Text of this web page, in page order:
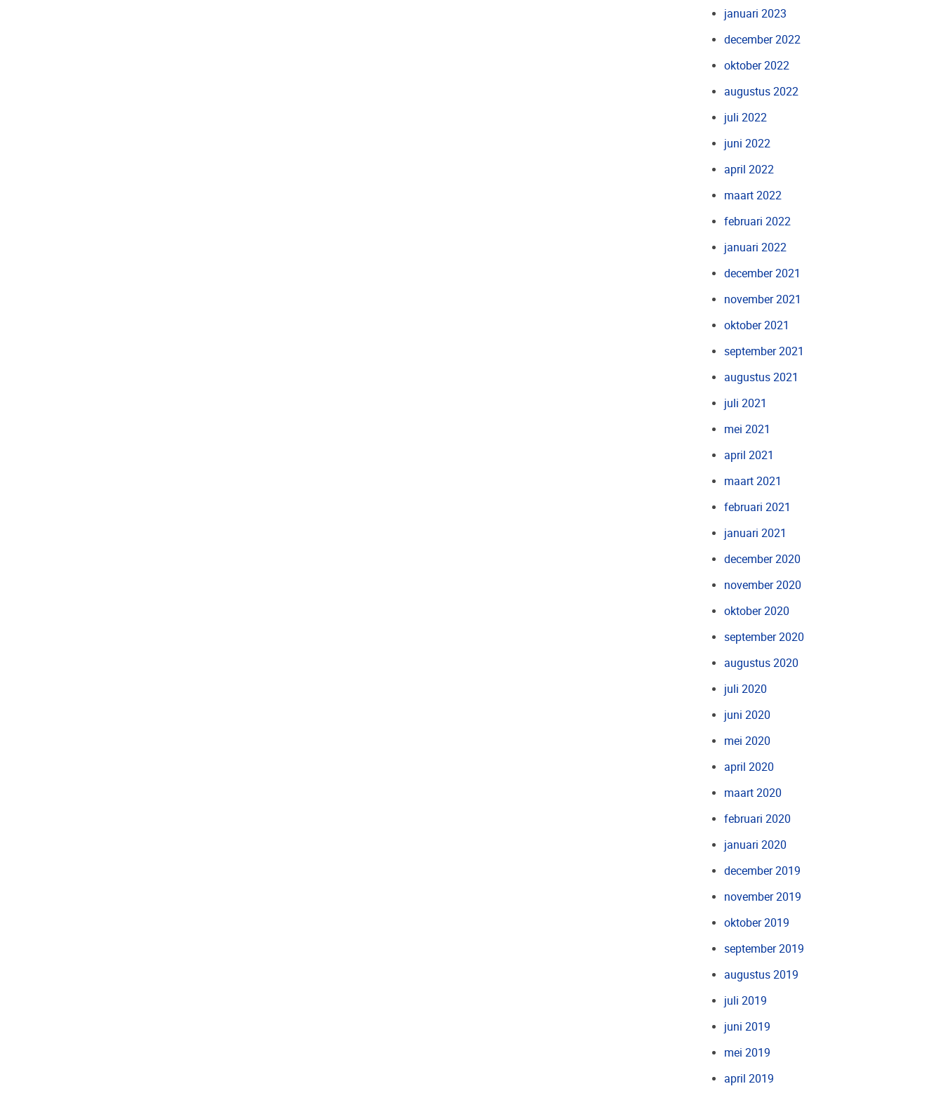
januari 2023
december 2022
oktober 2022
augustus 2022
juli 2022
juni 2022
april 2022
maart 2022
februari 2022
januari 2022
december 2021
november 2021
oktober 2021
september 2021
augustus 2021
juli 2021
mei 2021
april 2021
maart 2021
februari 2021
januari 2021
december 2020
november 2020
oktober 2020
september 2020
augustus 2020
juli 2020
juni 2020
mei 2020
april 2020
maart 2020
februari 2020
januari 2020
december 2019
november 2019
oktober 2019
september 2019
augustus 2019
juli 2019
juni 2019
mei 2019
april 2019